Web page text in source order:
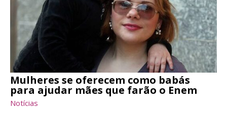
Mulheres se oferecem como babás
para ajudar mães que farão o Enem
Notícias